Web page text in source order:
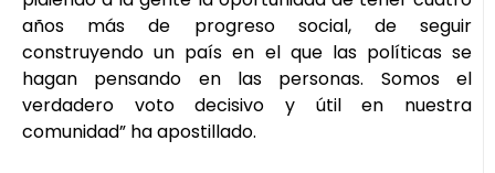
años más de progreso social, de seguir
construyendo un país en el que las políticas se
hagan pensando en las personas. Somos el
verdadero voto decisivo y útil en nuestra
comunidad” ha apostillado.